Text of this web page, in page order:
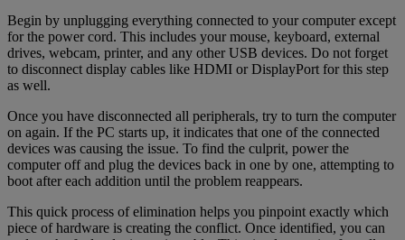
Begin by unplugging everything connected to your computer except
for the power cord. This includes your mouse, keyboard, external
drives, webcam, printer, and any other USB devices. Do not forget
to disconnect display cables like HDMI or DisplayPort for this step
as well.
Once you have disconnected all peripherals, try to turn the computer
on again. If the PC starts up, it indicates that one of the connected
devices was causing the issue. To find the culprit, power the
computer off and plug the devices back in one by one, attempting to
boot after each addition until the problem reappears.
This quick process of elimination helps you pinpoint exactly which
piece of hardware is creating the conflict. Once identified, you can